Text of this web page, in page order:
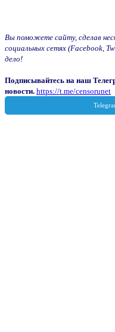
Вы поможете сайту, сделав
социальных сетях (Facebook,
дело!
Подписывайтесь на наш
новости. https://t.me/censorunet